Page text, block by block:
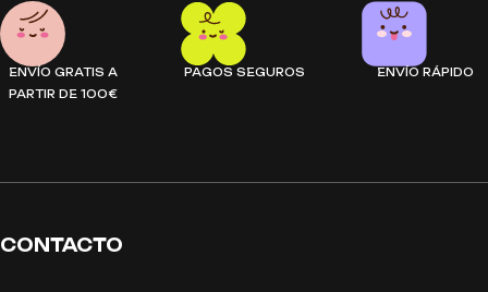
ENVÍO GRATIS A
PARTIR DE 100€
PAGOS SEGUROS ENVÍO RÁPIDO
CONTACTO